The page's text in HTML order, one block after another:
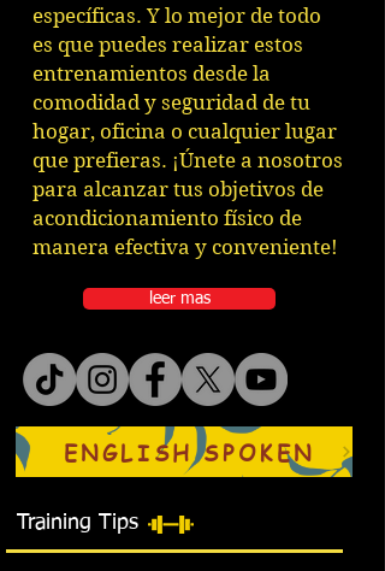
específicas. Y lo mejor de todo
es que puedes realizar estos
entrenamientos desde la
comodidad y seguridad de tu
hogar, oficina o cualquier lugar
que prefieras. ¡Únete a nosotros
para alcanzar tus objetivos de
acondicionamiento físico de
manera efectiva y conveniente!
leer mas
ENGLISH SPOKEN
Training Tips